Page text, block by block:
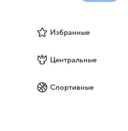
Избранные
Центральные
Спортивные